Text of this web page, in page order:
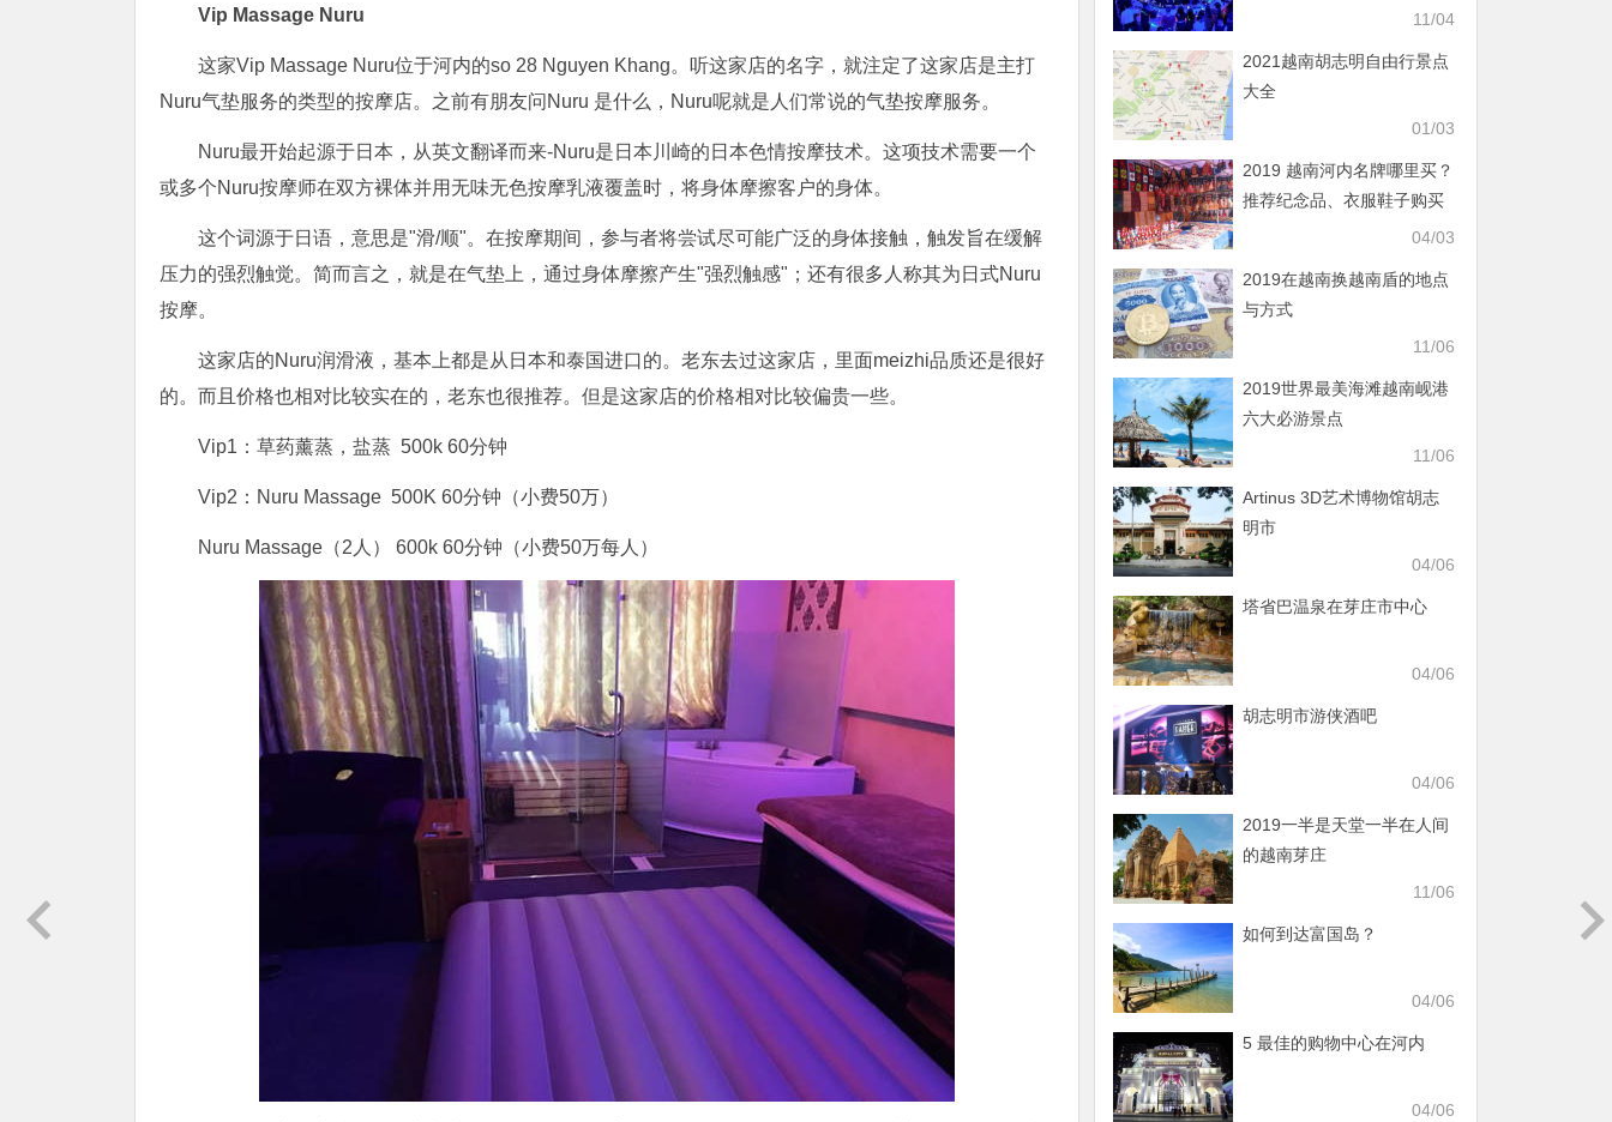
Vip Massage Nuru
这家Vip Massage Nuru位于河内的so 28 Nguyen Khang。听这家店的名字，就注定了这家店是主打
Nuru气垫服务的类型的按摩店。之前有朋友问Nuru 是什么，Nuru呢就是人们常说的气垫按摩服务。
Nuru最开始起源于日本，从英文翻译而来-Nuru是日本川崎的日本色情按摩技术。这项技术需要一个
或多个Nuru按摩师在双方裸体并用无味无色按摩乳液覆盖时，将身体摩擦客户的身体。
这个词源于日语，意思是"滑/顺"。在按摩期间，参与者将尝试尽可能广泛的身体接触，触发旨在缓解
压力的强烈触觉。简而言之，就是在气垫上，通过身体摩擦产生"强烈触感"；还有很多人称其为日式Nuru
按摩。
这家店的Nuru润滑液，基本上都是从日本和泰国进口的。老东去过这家店，里面meizhi品质还是很好
的。而且价格也相对比较实在的，老东也很推荐。但是这家店的价格相对比较偏贵一些。
Vip1：草药薰蒸，盐蒸 500k 60分钟
Vip2：Nuru Massage 500K 60分钟（小费50万）
Nuru Massage（2人） 600k 60分钟（小费50万每人）
11/04
2021越南胡志明自由行景点
大全
01/03
2019 越南河内名牌哪里买？
推荐纪念品、衣服鞋子购买
04/03
2019在越南换越南盾的地点
与方式
11/06
2019世界最美海滩越南岘港
六大必游景点
11/06
Artinus 3D艺术博物馆胡志
明市
04/06
塔省巴温泉在芽庄市中心
04/06
胡志明市游侠酒吧
04/06
2019一半是天堂一半在人间
的越南芽庄
11/06
如何到达富国岛？
04/06
5 最佳的购物中心在河内
04/06